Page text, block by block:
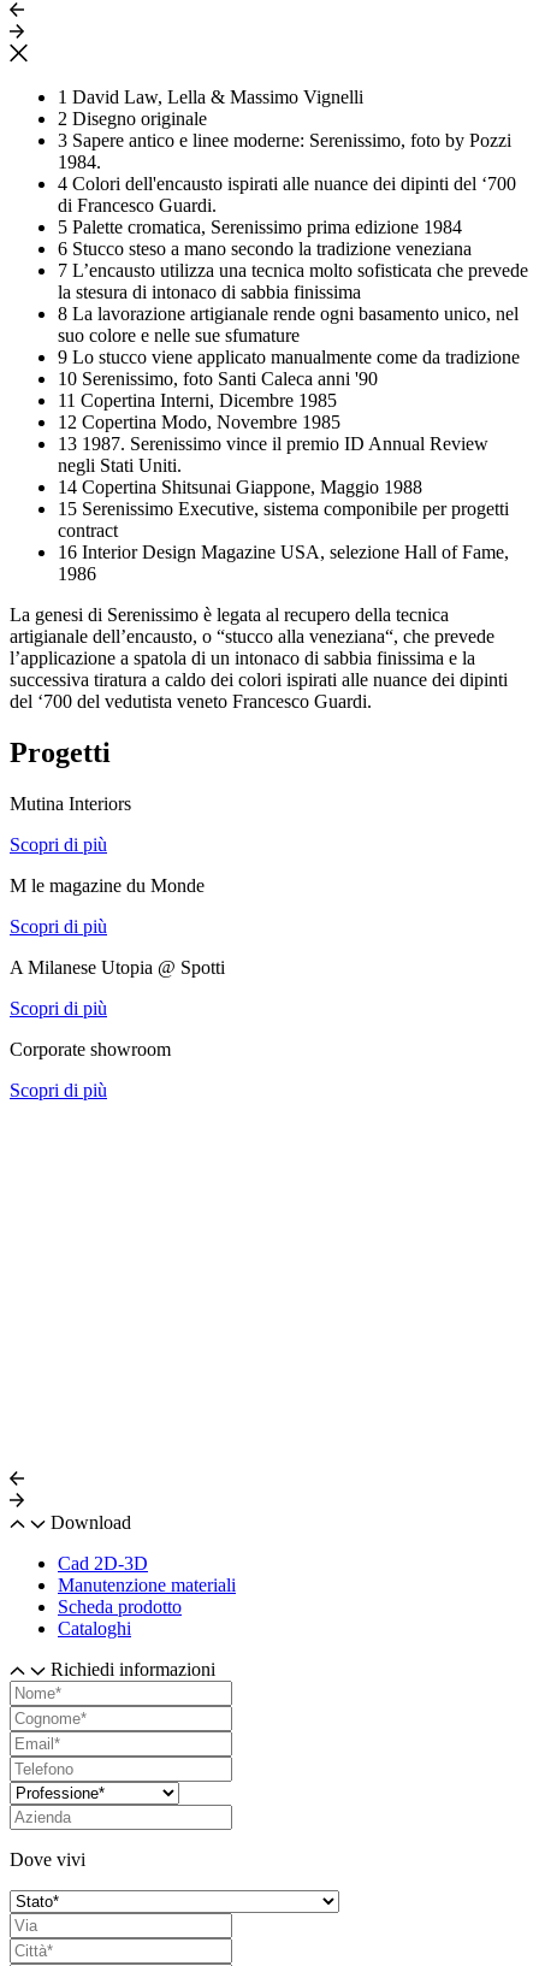
1 David Law, Lella & Massimo Vignelli
2 Disegno originale
3 Sapere antico e linee moderne: Serenissimo, foto by Pozzi
1984.
4 Colori dell'encausto ispirati alle nuance dei dipinti del ‘700
di Francesco Guardi.
5 Palette cromatica, Serenissimo prima edizione 1984
6 Stucco steso a mano secondo la tradizione veneziana
7 L’encausto utilizza una tecnica molto sofisticata che prevede
la stesura di intonaco di sabbia finissima
8 La lavorazione artigianale rende ogni basamento unico, nel
suo colore e nelle sue sfumature
9 Lo stucco viene applicato manualmente come da tradizione
10 Serenissimo, foto Santi Caleca anni '90
11 Copertina Interni, Dicembre 1985
12 Copertina Modo, Novembre 1985
13 1987. Serenissimo vince il premio ID Annual Review
negli Stati Uniti.
14 Copertina Shitsunai Giappone, Maggio 1988
15 Serenissimo Executive, sistema componibile per progetti
contract
16 Interior Design Magazine USA, selezione Hall of Fame,
1986
La genesi di Serenissimo è legata al recupero della tecnica
artigianale dell’encausto, o “stucco alla veneziana“, che prevede
l’applicazione a spatola di un intonaco di sabbia finissima e la
successiva tiratura a caldo dei colori ispirati alle nuance dei dipinti
del ‘700 del vedutista veneto Francesco Guardi.
Progetti
Mutina Interiors
Scopri di più
M le magazine du Monde
Scopri di più
A Milanese Utopia @ Spotti
Scopri di più
Corporate showroom
Scopri di più
Download
Cad 2D-3D
Manutenzione materiali
Scheda prodotto
Cataloghi
Richiedi informazioni
Dove vivi